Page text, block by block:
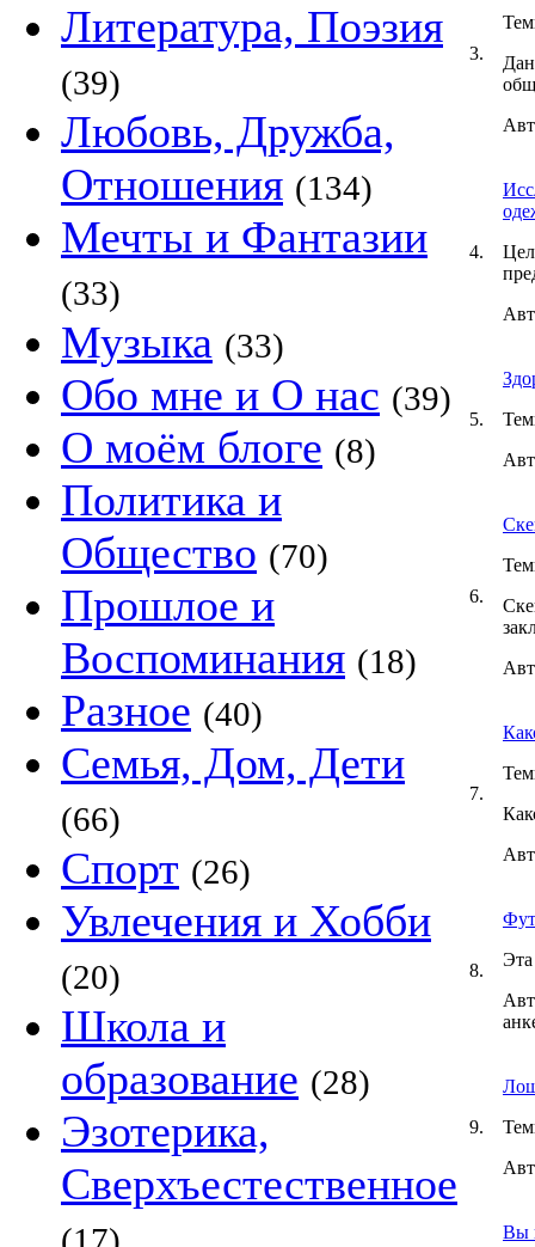
Литература, Поэзия
(39)
Любовь, Дружба,
Отношения (134)
Мечты и Фантазии
(33)
Музыка (33)
Обо мне и О нас (39)
О моём блоге (8)
Политика и
Общество (70)
Прошлое и
Воспоминания (18)
Разное (40)
Семья, Дом, Дети
(66)
Спорт (26)
Увлечения и Хобби
(20)
Школа и
образование (28)
Эзотерика,
Сверхъестественное
3.
4.
5.
6.
7.
8.
9.
Вы